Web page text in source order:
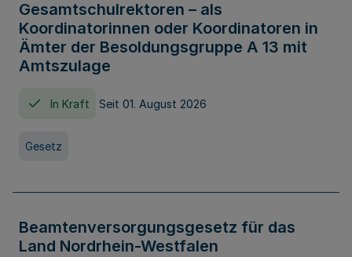
Gesamtschulrektoren – als
Koordinatorinnen oder Koordinatoren in
Ämter der Besoldungsgruppe A 13 mit
Amtszulage
In Kraft Seit 01. August 2026
Gesetz
Beamtenversorgungsgesetz für das
Land Nordrhein-Westfalen